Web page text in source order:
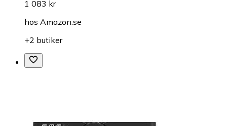
1 083 kr
hos Amazon.se
+2 butiker